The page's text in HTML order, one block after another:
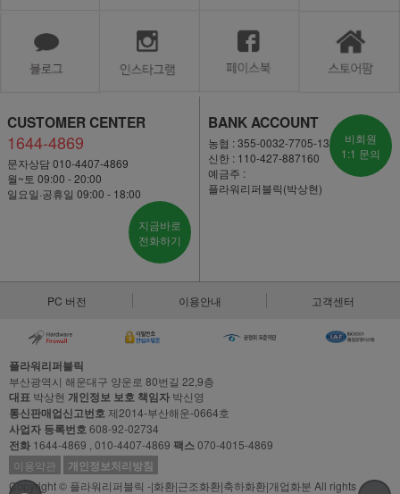
CUSTOMER CENTER
1644-4869
문자상담 010-4407-4869
월~토 09:00 - 20:00
일요일·공휴일 09:00 - 18:00
지금바로
전화하기
BANK ACCOUNT
농협 : 355-0032-7705-13
신한 : 110-427-887160
예금주 :
플라워리퍼블릭(박상현)
비회원
1:1 문의
PC 버전 이용안내 고객센터
플라워리퍼블릭
부산광역시 해운대구 양운로 80번길 22,9층
대표 박상현 개인정보 보호 책임자 박신영
통신판매업신고번호제2014-부산해운-0664호
사업자 등록번호608-92-02734
전화 1644-4869 , 010-4407-4869 팩스070-4015-4869
이용약관
개인정보처리방침
Copyright © 플라워리퍼블릭 -|화환|근조화환|축하화환|개업화분 All rights